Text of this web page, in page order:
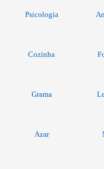
Psicologia
Cozinha
Grama
Azar